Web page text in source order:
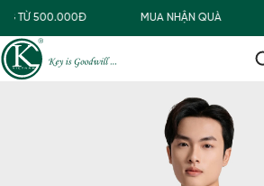
TỪ 500.000Đ MUA NHẬN QUÀ